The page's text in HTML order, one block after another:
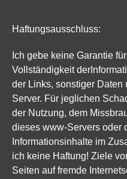
Haftungsausschluss:
Ich gebe keine Garantie
Vollständigkeit
der Links, sonstiger
Server. Für jeglichen
der Nutzung, dem
dieses www-Servers oder
Informationsinhalte im
ich keine Haftung! Ziele
Seiten auf fremde